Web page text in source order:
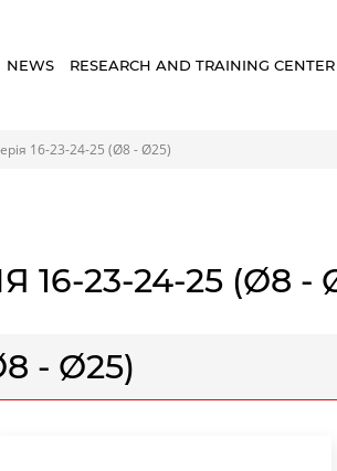
NEWS RESEARCH AND TRAINING CENTER
16-23-24-25 (Ø8 - Ø25)
16-23-24-25 (Ø8 -
- Ø25)